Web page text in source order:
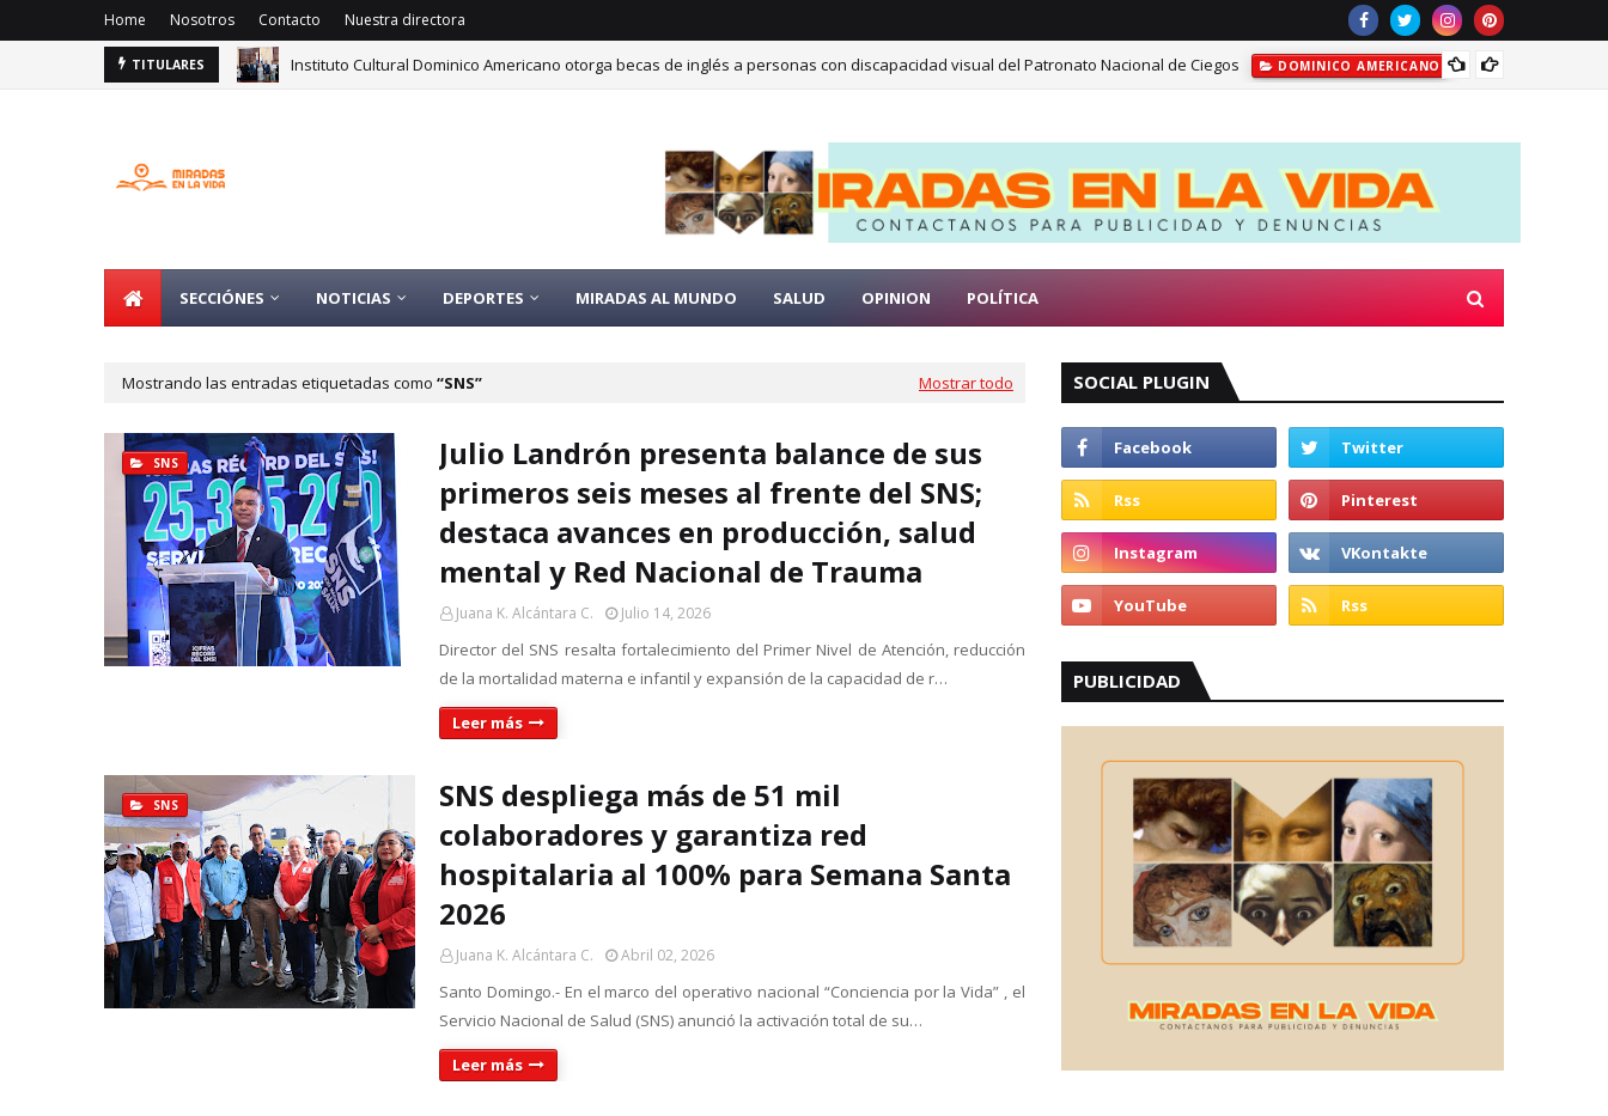
Home Nosotros Contacto Nuestra directora
TITULARES Instituto Cultural Dominico Americano otorga becas de inglés a personas con discapacidad visual del Patronato Nacional de Ciegos DOMINICO AMERICANO
SECCIÓNES NOTICIAS DEPORTES MIRADAS AL MUNDO SALUD OPINION POLÍTICA
Mostrando las entradas etiquetadas como SNS Mostrar todo
SNS
Julio Landrón presenta balance de sus
primeros seis meses al frente del SNS;
destaca avances en producción, salud
mental y Red Nacional de Trauma
Juana K. Alcántara C. Julio 14, 2026
Director del SNS resalta fortalecimiento del Primer Nivel de Atención, reducción
de la mortalidad materna e infantil y expansión de la capacidad de r…
Leer más
SNS
SNS despliega más de 51 mil
colaboradores y garantiza red
hospitalaria al 100% para Semana Santa
2026
Juana K. Alcántara C. Abril 02, 2026
Santo Domingo.- En el marco del operativo nacional “Conciencia por la Vida” , el
Servicio Nacional de Salud (SNS) anunció la activación total de su…
Leer más
SOCIAL PLUGIN
PUBLICIDAD